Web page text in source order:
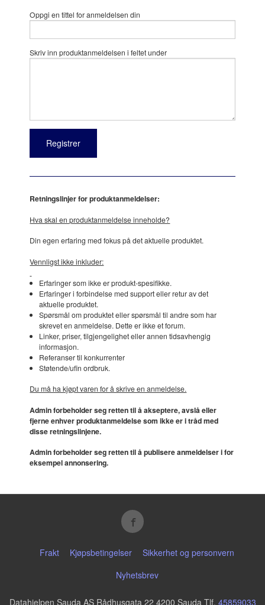
Oppgi en tittel for anmeldelsen din
Skriv inn produktanmeldelsen i feltet under
Retningslinjer for produktanmeldelser:
Hva skal en produktanmeldelse inneholde?
Din egen erfaring med fokus på det aktuelle produktet.
Vennligst ikke inkluder:
Erfaringer som ikke er produkt-spesifikke.
Erfaringer i forbindelse med support eller retur av det
aktuelle produktet.
Spørsmål om produktet eller spørsmål til andre som har
skrevet en anmeldelse. Dette er ikke et forum.
Linker, priser, tilgjengelighet eller annen tidsavhengig
informasjon.
Referanser til konkurrenter
Støtende/ufin ordbruk.
Du må ha kjøpt varen for å skrive en anmeldelse.
Admin forbeholder seg retten til å akseptere, avslå eller
fjerne enhver produktanmeldelse som ikke er i tråd med
disse retningslinjene.
Admin forbeholder seg retten til å publisere anmeldelser i for
eksempel annonsering.
Frakt Kjøpsbetingelser
Sikkerhet og personvern
Nyhetsbrev
Datahjelpen Sauda AS Rådhusgata 22 4200 Sauda Tlf. 45859033